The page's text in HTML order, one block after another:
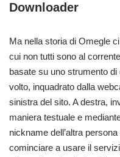
Downloader
Ma nella storia di Omegle
cui non tutti sono al
basate su uno strumento
volto, inquadrato dalla
sinistra del sito. A destra,
maniera testuale e
nickname dell’altra
cominciare a usare il